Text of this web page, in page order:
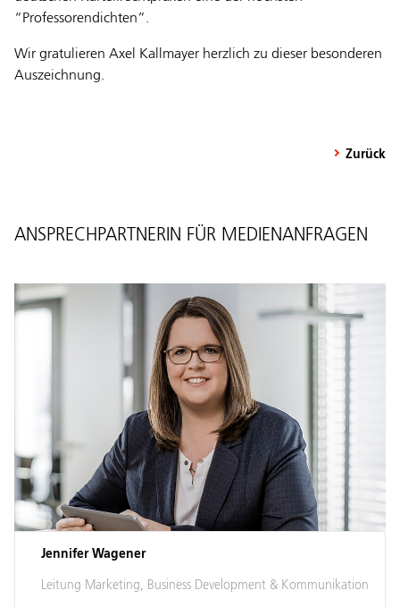
“Professorendichten”.
Wir gratulieren Axel Kallmayer herzlich zu dieser besonderen
Auszeichnung.
Zurück
ANSPRECHPARTNERIN FÜR MEDIENANFRAGEN
Jennifer Wagener
Leitung Marketing, Business Development & Kommunikation